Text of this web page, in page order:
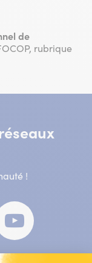
de
rubrique
!
Youtube
fenêtre)